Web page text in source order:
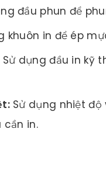
đầu phun để
khuôn in để ép
Sử dụng đầu in kỹ
Sử dụng nhiệt độ
cần in.